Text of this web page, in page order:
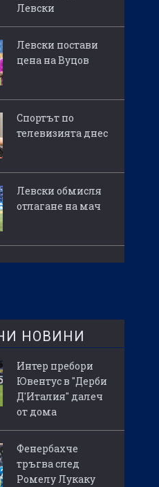
Левски
Левски постави
цена на Вуцов
Спортът по
телевизията днес
Левски обмисля
отлагане на мач
НОВИНИ
Интер пребори
Ювентус в "Дерби
Д'Италия" далеч
от дома
Фенербахче
тръгва след
Ромелу Лукаку